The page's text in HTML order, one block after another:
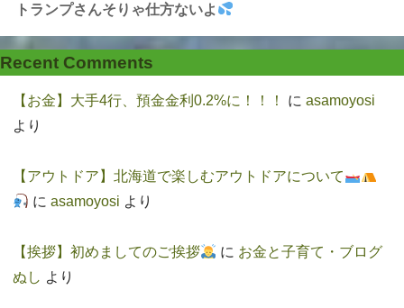
トランプさんそりゃ仕方ないよ
Recent Comments
【お金】大手4行、預金金利0.2%に！！！ に asamoyosi
より
【アウトドア】北海道で楽しむアウトドアについて
に asamoyosi より
【挨拶】初めましてのご挨拶 に お金と子育て・ブログ
ぬし より